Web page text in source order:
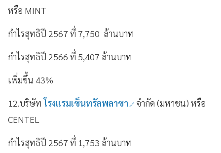
หรือ MINT
กำไรสุทธิปี 2567 ที่ 7,750 ล้านบาท
กำไรสุทธิปี 2566 ที่ 5,407 ล้านบาท
เพิ่มขึ้น 43%
12.บริษัทโรงแรมเซ็นทรัลพลาซา จำกัด (มหาชน) หรือ
CENTEL
กำไรสุทธิปี 2567 ที่ 1,753 ล้านบาท